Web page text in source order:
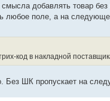
добавлять товар
любое поле, а на
код в накладной
Без ШК пропускает на